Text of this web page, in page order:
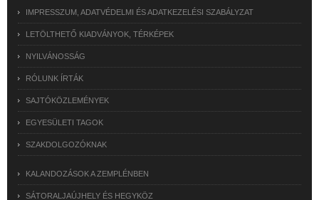
IMPRESSZUM, ADATVÉDELMI ÉS ADATKEZELÉSI SZABÁLYZAT
LETÖLTHETŐ KIADVÁNYOK, TÉRKÉPEK
NYILVÁNOSSÁG
RÓLUNK ÍRTÁK
SAJTÓKÖZLEMÉNYEK
EGYESÜLETI TAGOK
SZAKDOLGOZÓKNAK
KALANDOZÁSOK A ZEMPLÉNBEN
SÁTORALJAÚJHELY ÉS HEGYKÖZ